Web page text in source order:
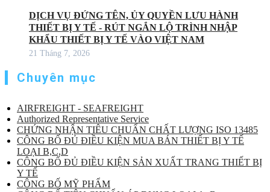
DỊCH VỤ ĐỨNG TÊN, ỦY QUYỀN LƯU HÀNH
THIẾT BỊ Y TẾ - RÚT NGẮN LỘ TRÌNH NHẬP
KHẨU THIẾT BỊ Y TẾ VÀO VIỆT NAM
21 Tháng 7, 2026
Chuyên mục
AIRFREIGHT - SEAFREIGHT
Authorized Representative Service
CHỨNG NHẬN TIÊU CHUẨN CHẤT LƯỢNG ISO 13485
CÔNG BỐ ĐỦ ĐIỀU KIỆN MUA BÁN THIẾT BỊ Y TẾ
LOẠI B,C,D
CÔNG BỐ ĐỦ ĐIỀU KIỆN SẢN XUẤT TRANG THIẾT BỊ
Y TẾ
CÔNG BỐ MỸ PHẨM